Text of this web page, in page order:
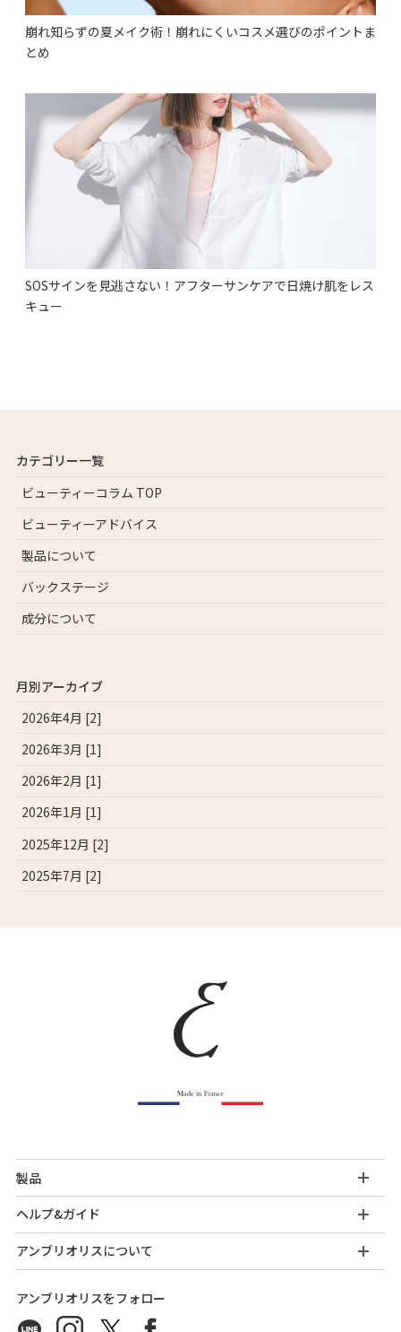
崩れ知らずの夏メイク術！崩れにくいコスメ選びのポイントま
とめ
SOSサインを見逃さない！アフターサンケアで日焼け肌をレス
キュー
カテゴリー一覧
ビューティーコラム TOP
ビューティーアドバイス
製品について
バックステージ
成分について
月別アーカイブ
2026年4月 [2]
2026年3月 [1]
2026年2月 [1]
2026年1月 [1]
2025年12月 [2]
2025年7月 [2]
製品
ヘルプ&ガイド
アンブリオリスについて
アンブリオリスをフォロー